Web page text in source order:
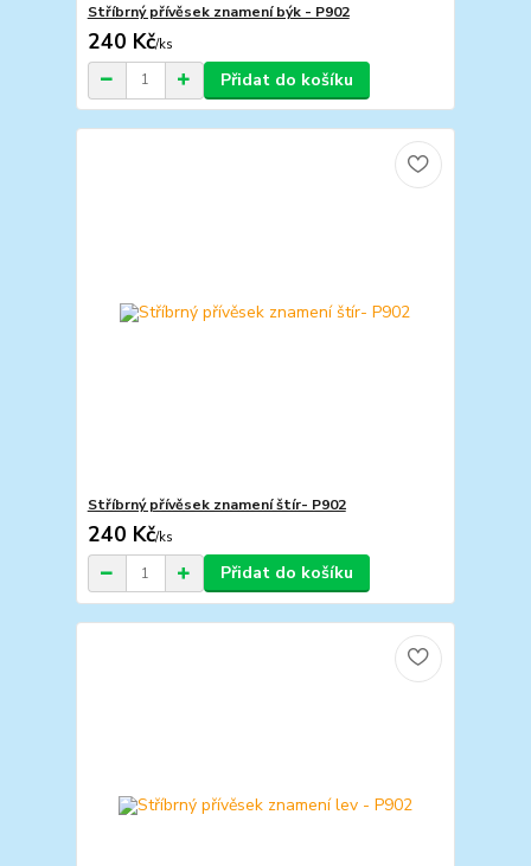
Stříbrný přívěsek znamení býk - P902
240 Kč/ks
Přidat do košíku
Stříbrný přívěsek znamení štír- P902
240 Kč/ks
Přidat do košíku